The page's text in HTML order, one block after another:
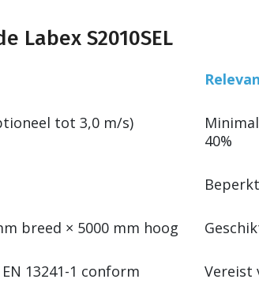
Labex S2010SEL
tot 3,0 m/s)
40%
breed × 5000 mm hoog
13241-1 conform Vereist